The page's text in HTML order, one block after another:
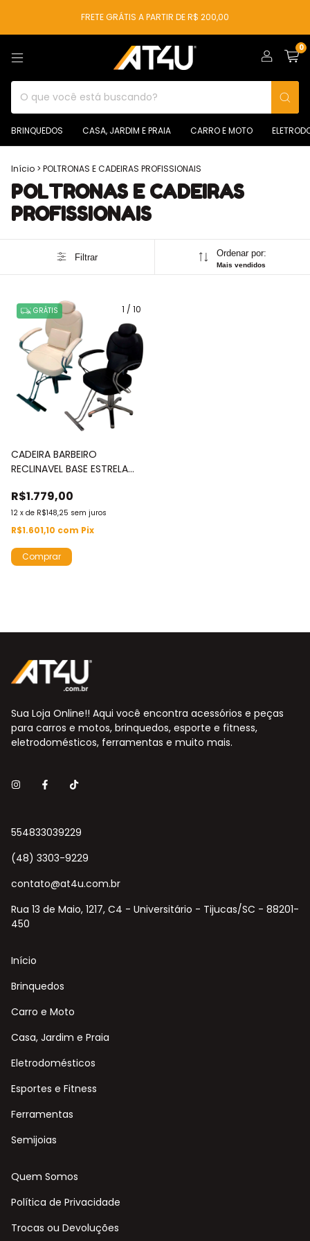
FRETE GRÁTIS A PARTIR DE R$ 200,00
0
BRINQUEDOS CASA, JARDIM E PRAIA CARRO E MOTO
Início > POLTRONAS E CADEIRAS PROFISSIONAIS
POLTRONAS E CADEIRAS
PROFISSIONAIS
Filtrar Ordenar por:
Mais vendidos
1 / 10
GRÁTIS
CADEIRA BARBEIRO
RECLINAVEL BASE ESTRELA
R$1.779,00
12 x de R$148,25 sem juros
R$1.601,10 com Pix
Comprar
Sua Loja Online!! Aqui você encontra acessórios e peças
para carros e motos, brinquedos, esporte e fitness,
eletrodomésticos, ferramentas e muito mais.
554833039229
(48) 3303-9229
contato@at4u.com.br
Rua 13 de Maio, 1217, C4 - Universitário - Tijucas/SC - 88201-
450
Início
Brinquedos
Carro e Moto
Casa, Jardim e Praia
Eletrodomésticos
Esportes e Fitness
Ferramentas
Semijoias
Quem Somos
Política de Privacidade
Trocas ou Devoluções